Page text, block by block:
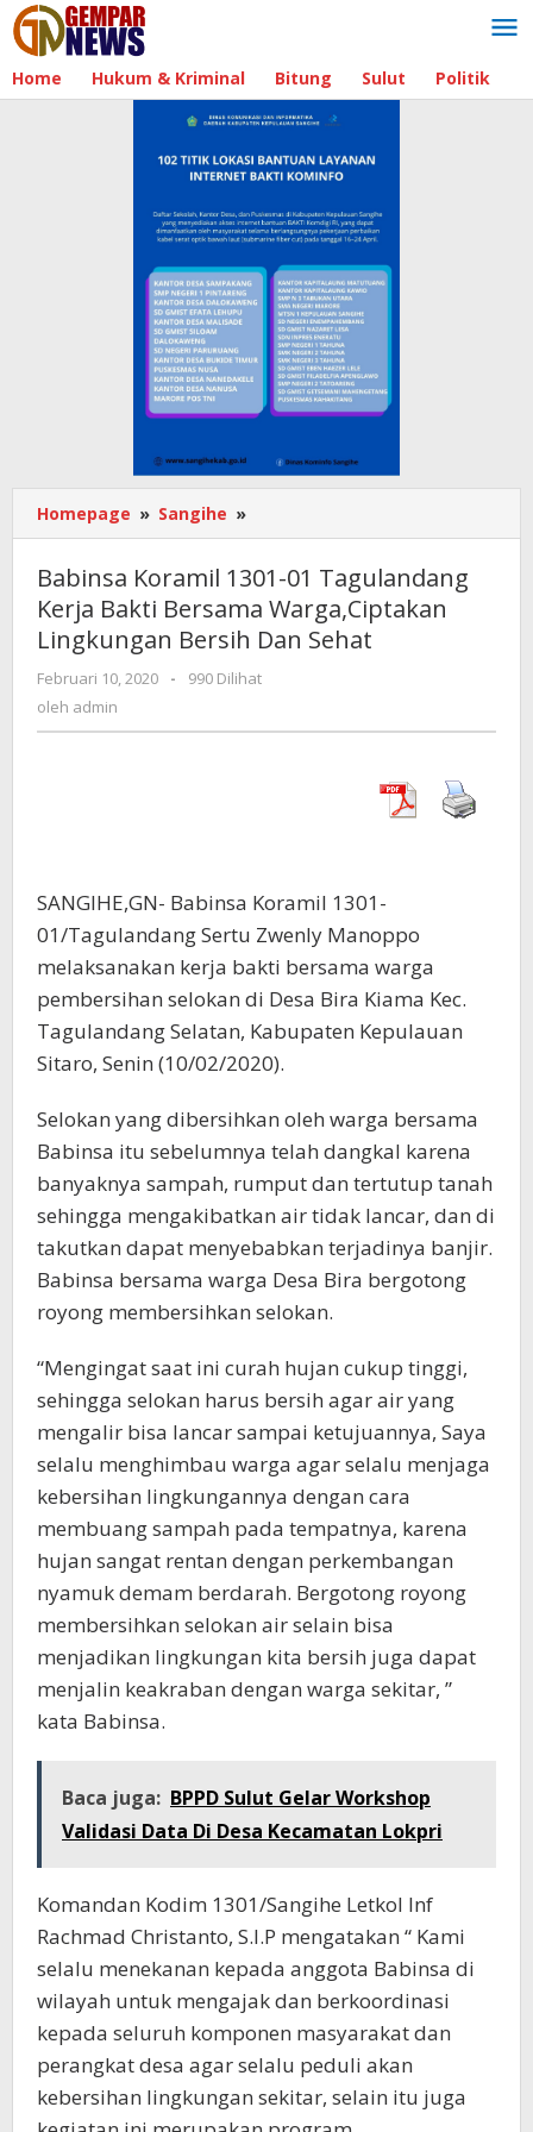
Lewati
ke
konten
Home Hukum & Kriminal Bitung Sulut Politik
Homepage » Sangihe »
Koramil
01
Tagulandang
Kerja
Bersama
Lingkungan
Babinsa Koramil 1301-01 Tagulandang
Kerja Bakti Bersama Warga,Ciptakan
Lingkungan Bersih Dan Sehat
Februari 10, 2020
oleh
-
990 Dilihat
oleh admin
SANGIHE,GN- Babinsa Koramil 1301-
01/Tagulandang Sertu Zwenly Manoppo
melaksanakan kerja bakti bersama warga
pembersihan selokan di Desa Bira Kiama Kec.
Tagulandang Selatan, Kabupaten Kepulauan
Sitaro, Senin (10/02/2020).
Selokan yang dibersihkan oleh warga bersama
Babinsa itu sebelumnya telah dangkal karena
banyaknya sampah, rumput dan tertutup tanah
sehingga mengakibatkan air tidak lancar, dan di
takutkan dapat menyebabkan terjadinya banjir.
Babinsa bersama warga Desa Bira bergotong
royong membersihkan selokan.
“Mengingat saat ini curah hujan cukup tinggi,
sehingga selokan harus bersih agar air yang
mengalir bisa lancar sampai ketujuannya, Saya
selalu menghimbau warga agar selalu menjaga
kebersihan lingkungannya dengan cara
membuang sampah pada tempatnya, karena
hujan sangat rentan dengan perkembangan
nyamuk demam berdarah. Bergotong royong
membersihkan selokan air selain bisa
menjadikan lingkungan kita bersih juga dapat
menjalin keakraban dengan warga sekitar, ”
kata Babinsa.
Baca juga: BPPD Sulut Gelar Workshop
Validasi Data Di Desa Kecamatan Lokpri
Komandan Kodim 1301/Sangihe Letkol Inf
Rachmad Christanto, S.I.P mengatakan “ Kami
selalu menekanan kepada anggota Babinsa di
wilayah untuk mengajak dan berkoordinasi
kepada seluruh komponen masyarakat dan
perangkat desa agar selalu peduli akan
kebersihan lingkungan sekitar, selain itu juga